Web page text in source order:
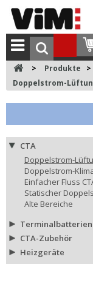
> Produkte >
Doppelstrom-
CTA
Doppelstrom-
Doppelstrom-
Einfacher Fluss
Statischer
Alte Bereiche
Terminalbatterien
CTA-Zubehör
Heizgeräte